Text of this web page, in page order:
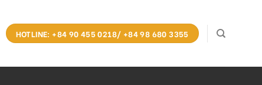
HOTLINE: +84 90 455 0218/ +84 98 680 3355